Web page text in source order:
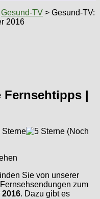
Gesund-TV > Gesund-TV:
2016
Fernsehtipps |
(Noch
Sie von unserer
zum
. Dazu gibt es